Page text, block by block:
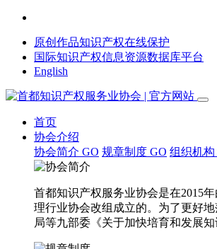
原创作品知识产权在线保护
国际知识产权信息资源数据库平台
English
首页
协会介绍
协会简介 GO 规章制度 GO 组织机构
首都知识产权服务业协会是在2015
理行业协会改组成立的。为了更好
局等九部委《关于加快培育和发展